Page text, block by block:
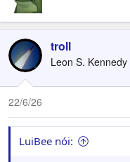
troll
Leon S. Kennedy
22/6/26
LuiBee nói: